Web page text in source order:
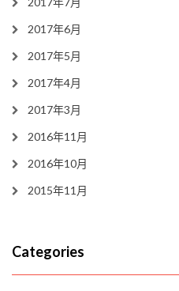
2017年6月
2017年5月
2017年4月
2017年3月
2016年11月
2016年10月
2015年11月
Categories